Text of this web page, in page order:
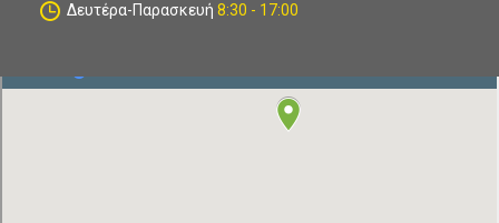
Δευτέρα-Παρασκευή 8:30 - 17:00